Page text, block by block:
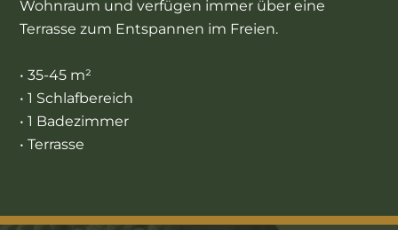
Wohnraum und verfügen immer über eine
Terrasse zum Entspannen im Freien.
• 35-45 m²
• 1 Schlafbereich
• 1 Badezimmer
• Terrasse